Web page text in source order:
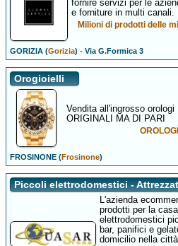
fornire servizi per le
e forniture in multi canali.
Milioni di prodotti delle
GORIZIA (Gorizia) -Via G.Formica 3
Orogioielli
Vendita all'ingrosso
ORIGINALI MA DI PARI
FROSINONE (Frosinone)
Piccoli elettrodomestici -
L'azienda
prodotti per la
elettrodomestici
bar, panifici e
domicilio nella